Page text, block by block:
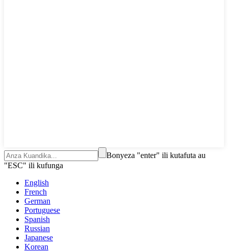
Bonyeza "enter" ili kutafuta au
"ESC" ili kufunga
English
French
German
Portuguese
Spanish
Russian
Japanese
Korean